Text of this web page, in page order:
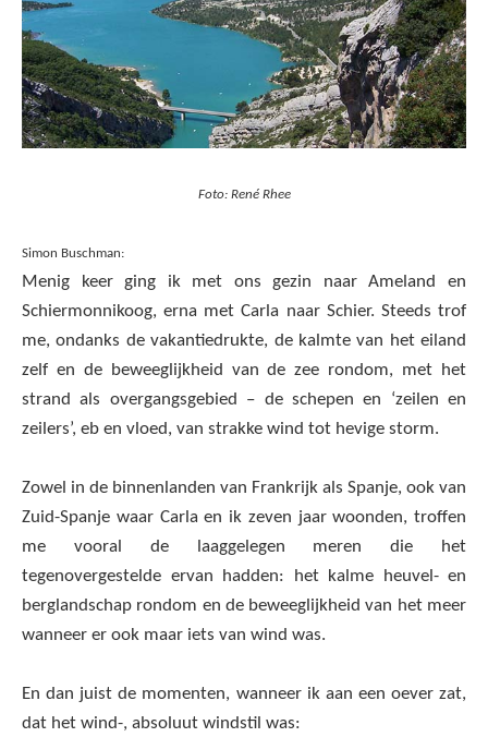
Foto: René Rhee
Simon Buschman:
Menig keer ging ik met ons gezin naar Ameland en
Schiermonnikoog, erna met Carla naar Schier. Steeds trof
me, ondanks de vakantiedrukte, de kalmte van het eiland
zelf en de beweeglijkheid van de zee rondom, met het
strand als overgangsgebied – de schepen en ‘zeilen en
zeilers’, eb en vloed, van strakke wind tot hevige storm.
Zowel in de binnenlanden van Frankrijk als Spanje, ook van
Zuid-Spanje waar Carla en ik zeven jaar woonden, troffen
me vooral de laaggelegen meren die het
tegenovergestelde ervan hadden: het kalme heuvel- en
berglandschap rondom en de beweeglijkheid van het meer
wanneer er ook maar iets van wind was.
En dan juist de momenten, wanneer ik aan een oever zat,
dat het wind-, absoluut windstil was: